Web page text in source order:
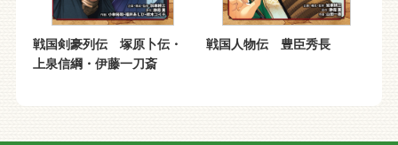
戦国剣豪列伝 塚原卜伝・
上泉信綱・伊藤一刀斎
戦国人物伝 豊臣秀長